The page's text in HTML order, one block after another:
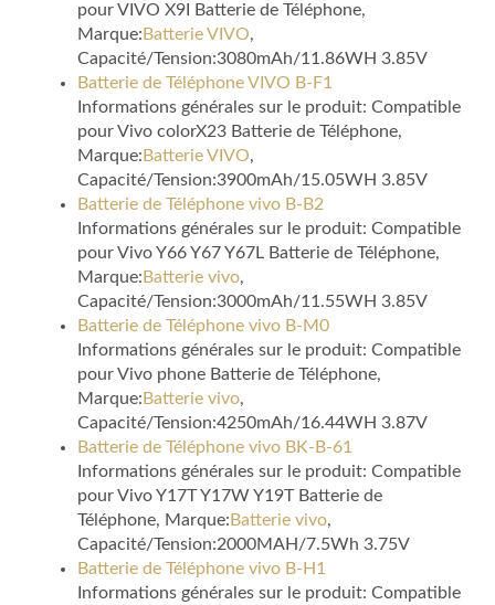
pour VIVO X9I Batterie de Téléphone,
Marque: Batterie VIVO,
Capacité/Tension:3080mAh/11.86WH 3.85V
Batterie de Téléphone VIVO B-F1
Informations générales sur le produit: Compatible
pour Vivo colorX23 Batterie de Téléphone,
Marque: Batterie VIVO,
Capacité/Tension:3900mAh/15.05WH 3.85V
Batterie de Téléphone vivo B-B2
Informations générales sur le produit: Compatible
pour Vivo Y66 Y67 Y67L Batterie de Téléphone,
Marque: Batterie vivo,
Capacité/Tension:3000mAh/11.55WH 3.85V
Batterie de Téléphone vivo B-M0
Informations générales sur le produit: Compatible
pour Vivo phone Batterie de Téléphone,
Marque: Batterie vivo,
Capacité/Tension:4250mAh/16.44WH 3.87V
Batterie de Téléphone vivo BK-B-61
Informations générales sur le produit: Compatible
pour Vivo Y17T Y17W Y19T Batterie de
Téléphone, Marque: Batterie vivo,
Capacité/Tension:2000MAH/7.5Wh 3.75V
Batterie de Téléphone vivo B-H1
Informations générales sur le produit: Compatible